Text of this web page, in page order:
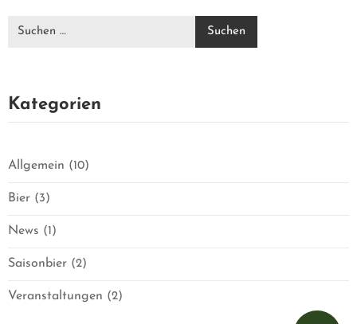
Kategorien
Allgemein (10)
Bier (3)
News (1)
Saisonbier (2)
Veranstaltungen (2)